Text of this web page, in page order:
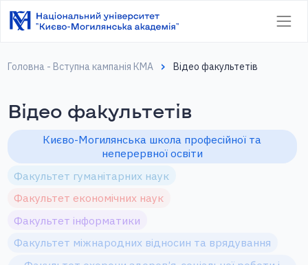
Головна - Вступна кампанія КМА Відео факультетів
Відео факультетів
Києво-Могилянська школа професійної та
неперервної освіти
Факультет гуманітарних наук
Факультет економічних наук
Факультет інформатики
Факультет міжнародних відносин та врядування